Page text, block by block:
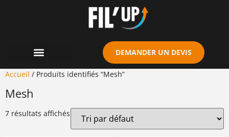
DEMANDER UN DEVIS
Accueil / Produits identifiés “Mesh”
Mesh
7 résultats affichés
Cookies management panel